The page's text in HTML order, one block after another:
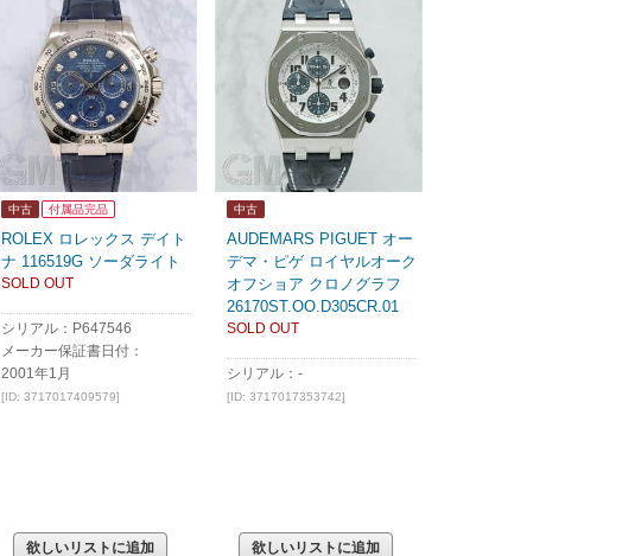
中古 付属品完品
ROLEX ロレックス デイト
ナ 116519G ソーダライト
SOLD OUT
シリアル：P647546
メーカー保証書日付：
2001年1月
[ID: 3717017409579]
欲しいリストに追加
中古
AUDEMARS PIGUET オー
デマ・ピゲ ロイヤルオーク
オフショア クロノグラフ
26170ST.OO.D305CR.01
SOLD OUT
シリアル：-
[ID: 3717017353742]
欲しいリストに追加